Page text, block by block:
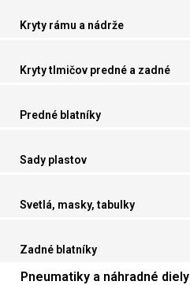
Kryty rámu a nádrže
Kryty tlmičov predné a zadné
Predné blatníky
Sady plastov
Svetlá, masky, tabulky
Zadné blatníky
Pneumatiky a náhradné diely